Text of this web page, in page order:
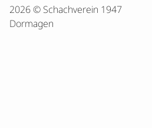
2026 © Schachverein 1947
Dormagen